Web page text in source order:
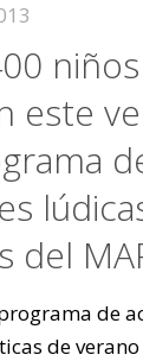
niños
este
del
de
de